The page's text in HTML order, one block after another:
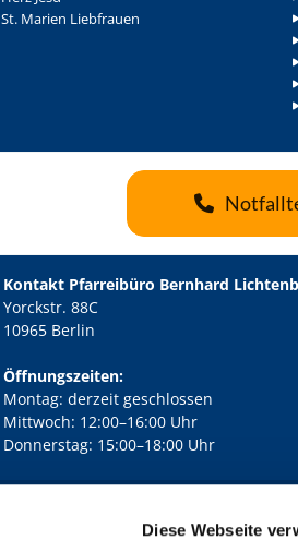
Diese Webseite
St. Marien Liebfrauen
Kontakt Pfarreibüro Bernhard
Yorckstr. 88C
10965 Berlin
Öffnungszeiten:
Montag: derzeit geschlossen
Mittwoch: 12:00–16:00 Uhr
Donnerstag: 15:00–18:00 Uhr
Kath. Kirchengemeinde